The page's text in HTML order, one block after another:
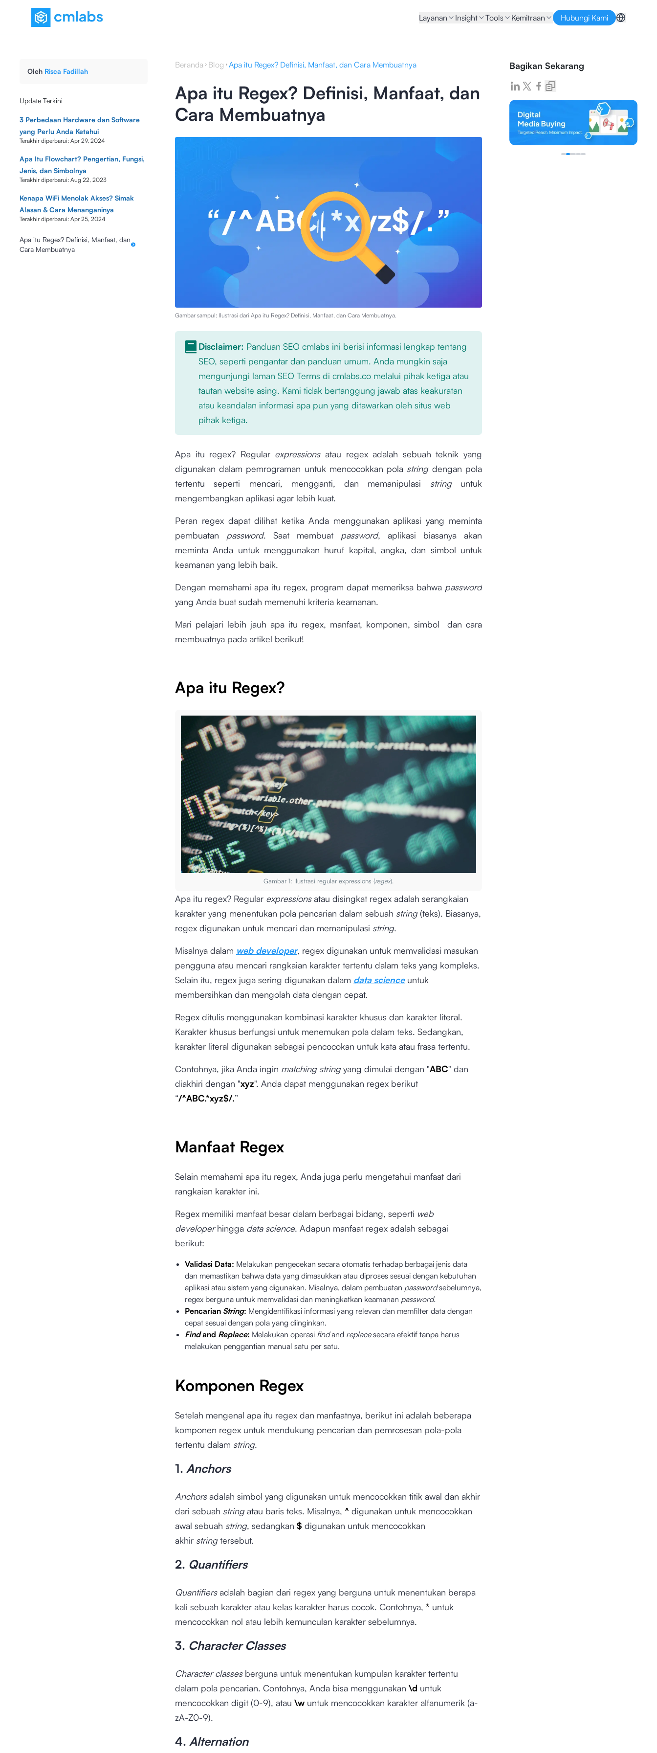
Layanan Insight Tools Kemitraan Hubungi Kami
Oleh Risca Fadillah
Update Terkini
3 Perbedaan Hardware dan Software
yang Perlu Anda Ketahui
Terakhir diperbarui: Apr 29, 2024
Apa Itu Flowchart? Pengertian, Fungsi,
Jenis, dan Simbolnya
Terakhir diperbarui: Aug 22, 2023
Kenapa WiFi Menolak Akses? Simak
Alasan & Cara Menanganinya
Terakhir diperbarui: Apr 25, 2024
Apa itu Regex? Definisi, Manfaat, dan
Cara Membuatnya
Beranda Blog Apa itu Regex? Definisi, Manfaat, dan Cara Membuatnya
Apa itu Regex? Definisi, Manfaat, dan
Cara Membuatnya
Gambar sampul: Ilustrasi dari Apa itu Regex? Definisi, Manfaat, dan Cara Membuatnya.
Disclaimer: Panduan SEO cmlabs ini berisi informasi lengkap tentang
SEO, seperti pengantar dan panduan umum. Anda mungkin saja
mengunjungi laman SEO Terms di cmlabs.co melalui pihak ketiga atau
tautan website asing. Kami tidak bertanggung jawab atas keakuratan
atau keandalan informasi apa pun yang ditawarkan oleh situs web
pihak ketiga.
Apa itu regex? Regular expressionsatau regex adalah sebuah teknik yang
digunakan dalam pemrograman untuk mencocokkan pola stringdengan pola
tertentu seperti mencari, mengganti, dan memanipulasi stringuntuk
mengembangkan aplikasi agar lebih kuat.
Peran regex dapat dilihat ketika Anda menggunakan aplikasi yang meminta
pembuatan password. Saat membuat password, aplikasi biasanya akan
meminta Anda untuk menggunakan huruf kapital, angka, dan simbol untuk
keamanan yang lebih baik.
Dengan memahami apa itu regex, program dapat memeriksa bahwa password
yang Anda buat sudah memenuhi kriteria keamanan.
Mari pelajari lebih jauh apa itu regex, manfaat, komponen, simbol dan cara
membuatnya pada artikel berikut!
Apa itu Regex?
Gambar 1: Ilustrasi regular expressions (regex).
Apa itu regex? Regular expressions atau disingkat regex adalah serangkaian
karakter yang menentukan pola pencarian dalam sebuah string (teks). Biasanya,
regex digunakan untuk mencari dan memanipulasi string.
Misalnya dalam web developer, regex digunakan untuk memvalidasi masukan
pengguna atau mencari rangkaian karakter tertentu dalam teks yang kompleks.
Selain itu, regex juga sering digunakan dalam data scienceuntuk
membersihkan dan mengolah data dengan cepat.
Regex ditulis menggunakan kombinasi karakter khusus dan karakter literal.
Karakter khusus berfungsi untuk menemukan pola dalam teks. Sedangkan,
karakter literal digunakan sebagai pencocokan untuk kata atau frasa tertentu.
Contohnya, jika Anda ingin matching stringyang dimulai dengan "ABC" dan
diakhiri dengan "xyz". Anda dapat menggunakan regex berikut
“/^ABC.*xyz$/.”
Manfaat Regex
Selain memahami apa itu regex, Anda juga perlu mengetahui manfaat dari
rangkaian karakter ini.
Regex memiliki manfaat besar dalam berbagai bidang, seperti web
developerhinggadata science. Adapun manfaat regex adalah sebagai
berikut:
Validasi Data: Melakukan pengecekan secara otomatis terhadap berbagai jenis data
dan memastikan bahwa data yang dimasukkan atau diproses sesuai dengan kebutuhan
aplikasi atau sistem yang digunakan. Misalnya, dalam pembuatan passwordsebelumnya,
regex berguna untuk memvalidasi dan meningkatkan keamanan password.
Pencarian String: Mengidentifikasi informasi yang relevan dan memfilter data dengan
cepat sesuai dengan pola yang diinginkan.
Findand Replace: Melakukan operasi findand replacesecara efektif tanpa harus
melakukan penggantian manual satu per satu.
Komponen Regex
Setelah mengenal apa itu regex dan manfaatnya, berikut ini adalah beberapa
komponen regex untuk mendukung pencarian dan pemrosesan pola-pola
tertentu dalam string.
1. Anchors
Anchors adalah simbol yang digunakan untuk mencocokkan titik awal dan akhir
dari sebuah string atau baris teks. Misalnya, ^ digunakan untuk mencocokkan
awal sebuah string, sedangkan $ digunakan untuk mencocokkan
akhir stringtersebut.
2. Quantifiers
Quantifiers adalah bagian dari regex yang berguna untuk menentukan berapa
kali sebuah karakter atau kelas karakter harus cocok. Contohnya, * untuk
mencocokkan nol atau lebih kemunculan karakter sebelumnya.
3. Character Classes
Character classesberguna untuk menentukan kumpulan karakter tertentu
dalam pola pencarian. Contohnya, Anda bisa menggunakan \d untuk
mencocokkan digit (0-9), atau \wuntuk mencocokkan karakter alfanumerik (a-
zA-Z0-9).
4. Alternation
Bagikan Sekarang